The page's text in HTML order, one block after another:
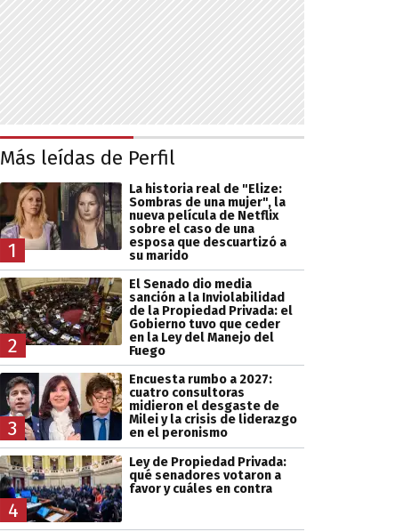
Más leídas de Perfil
1
La historia real de "Elize:
Sombras de una mujer", la
nueva película de Netflix
sobre el caso de una
esposa que descuartizó a
su marido
2
El Senado dio media
sanción a la Inviolabilidad
de la Propiedad Privada: el
Gobierno tuvo que ceder
en la Ley del Manejo del
Fuego
3
Encuesta rumbo a 2027:
cuatro consultoras
midieron el desgaste de
Milei y la crisis de liderazgo
en el peronismo
4
Ley de Propiedad Privada:
qué senadores votaron a
favor y cuáles en contra